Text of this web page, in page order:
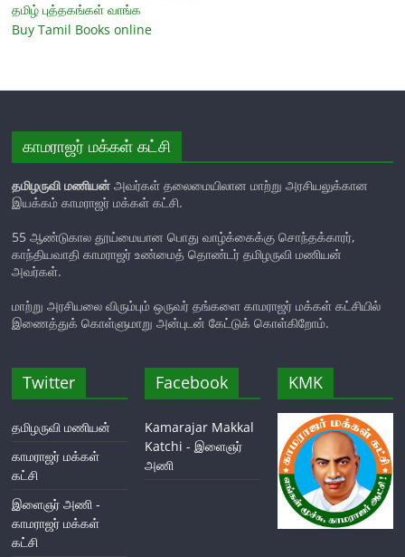
தமிழ் புத்தகங்கள் வாங்க
Buy Tamil Books online
காமராஜர் மக்கள் கட்சி
தமிழருவி மணியன் அவர்கள் தலைமையிலான மாற்று அரசியலுக்கான
இயக்கம் காமராஜர் மக்கள் கட்சி.
55 ஆண்டுகால தூய்மையான பொது வாழ்க்கைக்கு சொந்தக்காரர்,
காந்தியவாதி காமராஜர் உண்மைத் தொண்டர் தமிழருவி மணியன்
அவர்கள்.
மாற்று அரசியலை விரும்பும் ஒருவர் தங்களை காமராஜர் மக்கள் கட்சியில்
இணைத்துக் கொள்ளுமாறு அன்புடன் கேட்டுக் கொள்கிறோம்.
Twitter
தமிழருவி மணியன்
காமராஜர் மக்கள்
கட்சி
இளைஞர் அணி -
காமராஜர் மக்கள்
கட்சி
Facebook
Kamarajar Makkal
Katchi - இளைஞர்
அணி
KMK